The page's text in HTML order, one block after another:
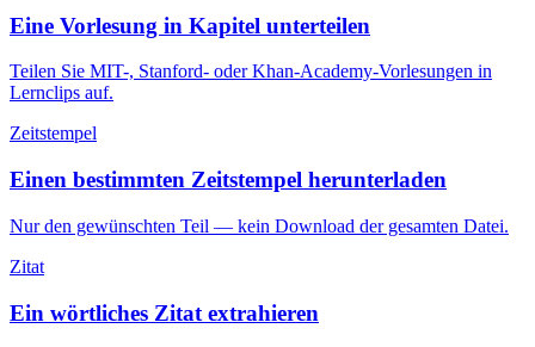
Eine Vorlesung in Kapitel unterteilen
Teilen Sie MIT-, Stanford- oder Khan-Academy-Vorlesungen in
Lernclips auf.
Zeitstempel
Einen bestimmten Zeitstempel herunterladen
Nur den gewünschten Teil — kein Download der gesamten Datei.
Zitat
Ein wörtliches Zitat extrahieren